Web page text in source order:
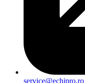
service@echipro.ro